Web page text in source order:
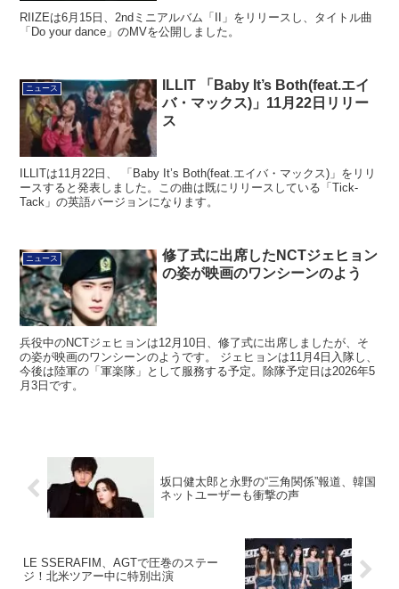
RIIZEは6月15日、2ndミニアルバム「II」をリリースし、タイトル曲
「Do your dance」のMVを公開しました。
ニュース
ILLIT 「Baby It’s Both(feat.エイ
バ・マックス)」11月22日リリー
ス
ILLITは11月22日、 「Baby It’s Both(feat.エイバ・マックス)」をリリ
ースすると発表しました。この曲は既にリリースしている「Tick-
Tack」の英語バージョンになります。
ニュース
修了式に出席したNCTジェヒョン
の姿が映画のワンシーンのよう
兵役中のNCTジェヒョンは12月10日、修了式に出席しましたが、そ
の姿が映画のワンシーンのようです。 ジェヒョンは11月4日入隊し、
今後は陸軍の「軍楽隊」として服務する予定。除隊予定日は2026年5
月3日です。
坂口健太郎と永野の“三角関係”報道、韓国
ネットユーザーも衝撃の声
LE SSERAFIM、AGTで圧巻のステー
ジ！北米ツアー中に特別出演